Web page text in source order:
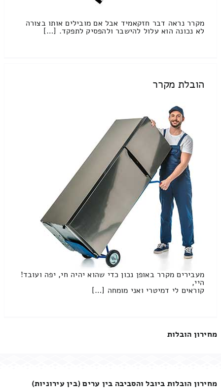
מקרר נראה דבר חזקאמיד אבל אם מובילים אותו בצורה
לא נכונה הוא עלול להישבר ולהפסיק לתפקד. […]
הובלת מקרר
מעבירים מקרר באופן נכון כדי שהוא יהיה חי, יפה ועובד!
היי,
קוראים לי דמיטרי ואני מומחה […]
מחירון הובלות
מחירון הובלות ביובל והסביבה בין ערים (בין עירוניות)